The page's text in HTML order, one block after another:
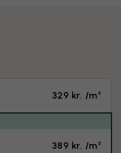
329 kr. /m²
389 kr. /m²